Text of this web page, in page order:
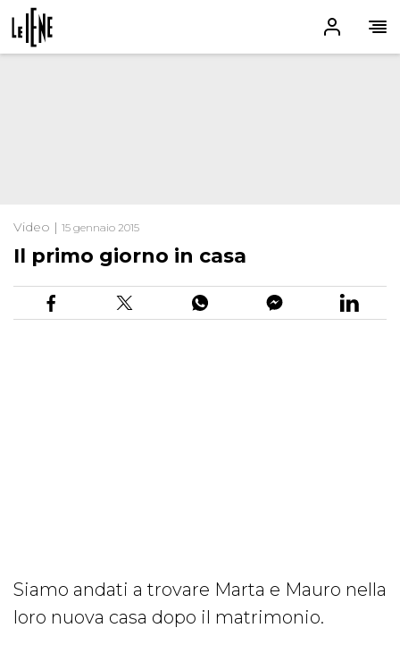
Video | 15 gennaio 2015
Il primo giorno in casa
Siamo andati a trovare Marta e Mauro nella
loro nuova casa dopo il matrimonio.